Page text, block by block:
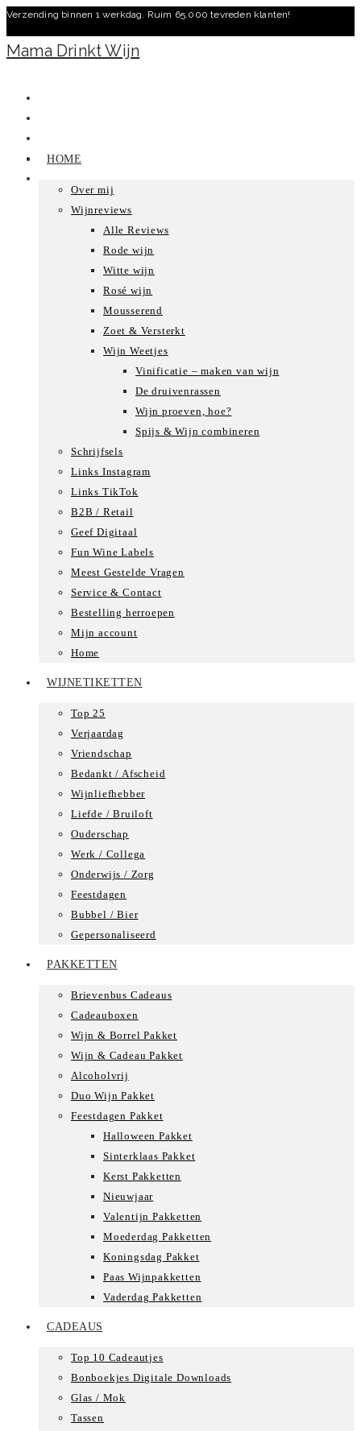
Ga
naar
inhoud
Verzending binnen 1 werkdag. Ruim 65.000 tevreden klanten!
Mama Drinkt Wijn
HOME
Over mij
Wijnreviews
Alle Reviews
Rode wijn
Witte wijn
Rosé wijn
Mousserend
Zoet & Versterkt
Wijn Weetjes
Vinificatie – maken van wijn
De druivenrassen
Wijn proeven, hoe?
Spijs & Wijn combineren
Schrijfsels
Links Instagram
Links TikTok
B2B / Retail
Geef Digitaal
Fun Wine Labels
Meest Gestelde Vragen
Service & Contact
Bestelling herroepen
Mijn account
Home
WIJNETIKETTEN
Top 25
Verjaardag
Vriendschap
Bedankt / Afscheid
Wijnliefhebber
Liefde / Bruiloft
Ouderschap
Werk / Collega
Onderwijs / Zorg
Feestdagen
Bubbel / Bier
Gepersonaliseerd
PAKKETTEN
Brievenbus Cadeaus
Cadeauboxen
Wijn & Borrel Pakket
Wijn & Cadeau Pakket
Alcoholvrij
Duo Wijn Pakket
Feestdagen Pakket
Halloween Pakket
Sinterklaas Pakket
Kerst Pakketten
Nieuwjaar
Valentijn Pakketten
Moederdag Pakketten
Koningsdag Pakket
Paas Wijnpakketten
Vaderdag Pakketten
CADEAUS
Top 10 Cadeautjes
Bonboekjes Digitale Downloads
Glas / Mok
Tassen